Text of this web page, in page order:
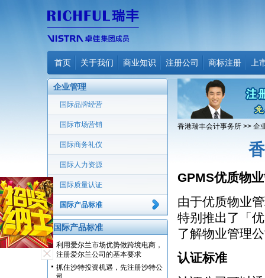
首页 关于我们 商业知识 注册公司 商标注册 上
企业管理
国际品牌经营
国际市场营销
国际商务礼仪
国际人力资源
国际质量认证
国际产品标准
国际产品标准
利用爱尔兰市场优势做跨境电商，
注册爱尔兰公司的基本要求
抓住沙特投资机遇，先注册沙特公
香港瑞丰会计事务所 >> 企
GPMS优质物
由于优质物业
特别推出了「
了解物业管理
认证标准